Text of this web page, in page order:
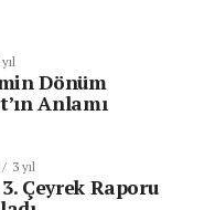
Dönüm
Anlamı
3 yıl
Çeyrek Raporu